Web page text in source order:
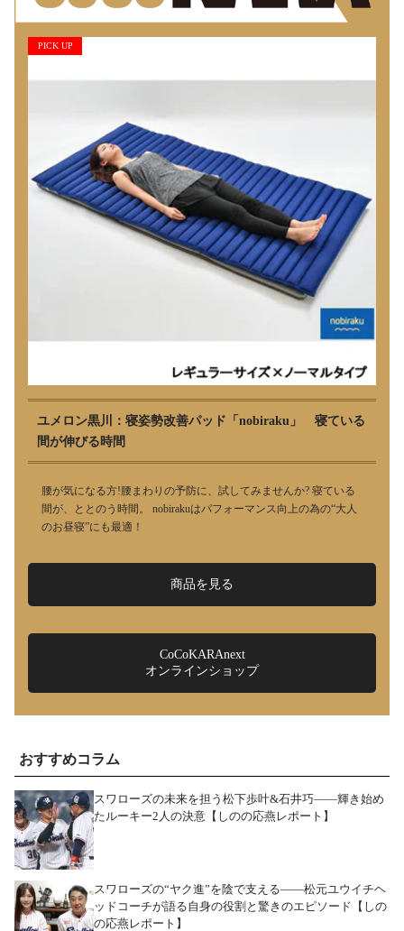
PICK UP
ユメロン黒川：寝姿勢改善パッド「nobiraku」 寝ている
間が伸びる時間
腰が気になる方!腰まわりの予防に、試してみませんか? 寝ている
間が、ととのう時間。 nobirakuはパフォーマンス向上の為の“大人
のお昼寝”にも最適！
商品を見る
CoCoKARAnext
オンラインショップ
おすすめコラム
スワローズの未来を担う松下歩叶&石井巧――輝き始め
たルーキー2人の決意【しのの応燕レポート】
スワローズの“ヤク進”を陰で支える――松元ユウイチヘ
ッドコーチが語る自身の役割と驚きのエピソード【しの
の応燕レポート】